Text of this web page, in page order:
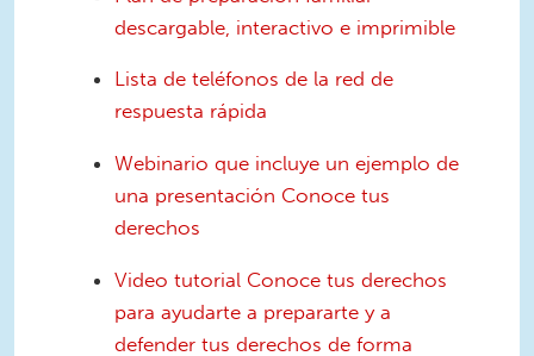
descargable, interactivo e imprimible
Lista de teléfonos de la red de
respuesta rápida
Webinario que incluye un ejemplo de
una presentación Conoce tus
derechos
Video tutorial Conoce tus derechos
para ayudarte a prepararte y a
defender tus derechos de forma